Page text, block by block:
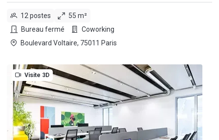
12 postes
55 m²
Bureau fermé
Coworking
Boulevard Voltaire, 75011 Paris
Visite 3D